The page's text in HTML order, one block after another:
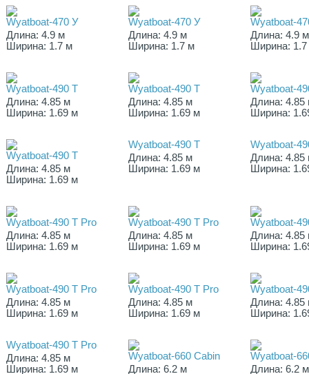
Wyatboat-470 У
Длина: 4.9 м
Ширина: 1.7 м
Wyatboat-470 У
Длина: 4.9 м
Ширина: 1.7 м
Wyatboat-
Длина: 4.9 м
Ширина:
Wyatboat-490 T
Длина: 4.85 м
Ширина: 1.69 м
Wyatboat-490 T
Длина: 4.85 м
Ширина: 1.69 м
Wyatboat-
Длина: 4.85
Ширина:
Wyatboat-490 T
Длина: 4.85 м
Ширина: 1.69 м
Wyatboat-490 T
Длина: 4.85 м
Ширина: 1.69 м
Wyatboat-
Длина: 4.85
Ширина:
Wyatboat-490 T Pro
Длина: 4.85 м
Ширина: 1.69 м
Wyatboat-490 T Pro
Длина: 4.85 м
Ширина: 1.69 м
Wyatboat-
Длина: 4.85
Ширина:
Wyatboat-490 T Pro
Длина: 4.85 м
Ширина: 1.69 м
Wyatboat-490 T Pro
Длина: 4.85 м
Ширина: 1.69 м
Wyatboat-
Длина: 4.85
Ширина:
Wyatboat-490 T Pro
Длина: 4.85 м
Ширина: 1.69 м
Wyatboat-660 Cabin
Длина: 6.2 м
Wyatboat-
Длина: 6.2 м